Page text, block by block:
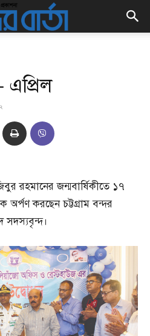
এপ্রিল
রহমানের জন্মবার্ষিকীতে ১৭
অর্পণ করছেন চট্টগ্রাম বন্দর
সদস্যবৃন্দ।